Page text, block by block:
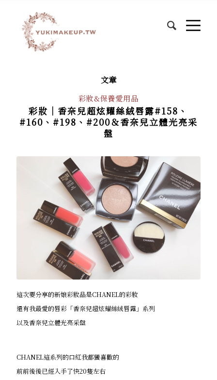
文章
彩妝&保養愛用品
彩妝｜香奈兒超炫耀絲絨唇露#158、
#160、#198、#200＆香奈兒立體光亮采
盤
這次要分享的新娘彩妝品是CHANEL的彩妝
還有我最愛的唇彩「香奈兒超炫耀絲絨唇露」系列
以及香奈兒立體光亮采盤
CHANEL這系列的口紅我都蠻喜歡的
前前後後已經入手了快20隻左右